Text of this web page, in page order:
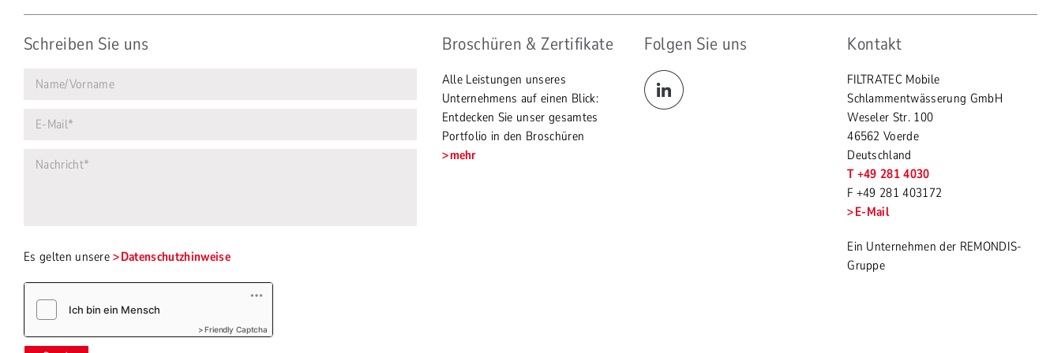
Schreiben Sie uns
Es gelten unsere Datenschutzhinweise
Friendly Captcha
Broschüren & Zertifikate
Alle Leistungen unseres
Unternehmens auf einen Blick:
Entdecken Sie unser gesamtes
Portfolio in den Broschüren
mehr
Folgen Sie uns Kontakt
FILTRATEC Mobile
Schlammentwässerung GmbH
Weseler Str. 100
46562 Voerde
Deutschland
T +49 281 4030
F +49 281 403172
E-Mail
Ein Unternehmen der REMONDIS-
Gruppe